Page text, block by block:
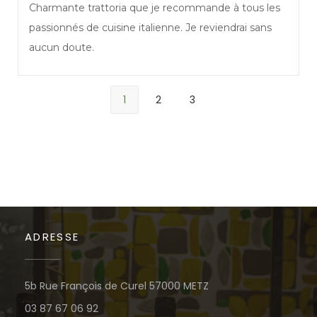
Charmante trattoria que je recommande à tous les
passionnés de cuisine italienne. Je reviendrai sans
aucun doute.
1 2 3
ADRESSE
5b Rue François de Curel 57000 METZ ((öffnet ein neues
03 87 67 06 92